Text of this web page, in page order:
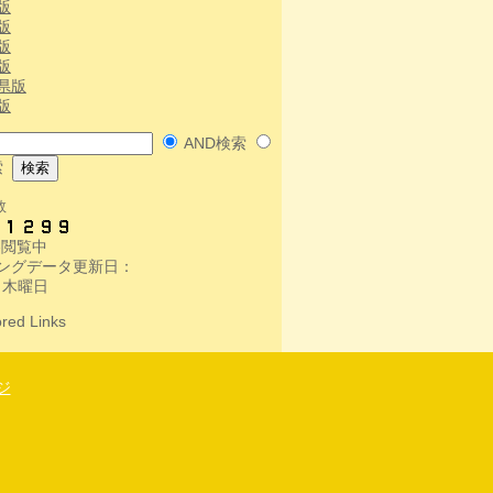
版
AND検索
覧中
グデータ更新日：
曜日
Links